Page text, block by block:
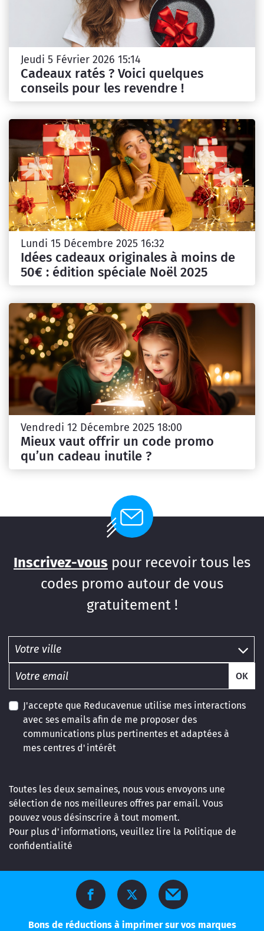
Jeudi 5 Février 2026 15:14
Cadeaux ratés ? Voici quelques
conseils pour les revendre !
Lundi 15 Décembre 2025 16:32
Idées cadeaux originales à moins de
50€ : édition spéciale Noël 2025
Vendredi 12 Décembre 2025 18:00
Mieux vaut offrir un code promo
qu’un cadeau inutile ?
Inscrivez-vous pour recevoir tous les
codes promo autour de vous
gratuitement !
OK
J'accepte que Reducavenue utilise mes interactions
avec ses emails afin de me proposer des
communications plus pertinentes et adaptées à
mes centres d'intérêt
Toutes les deux semaines, nous vous envoyons une
sélection de nos meilleures offres par email. Vous
pouvez vous désinscrire à tout moment.
Pour plus d'informations, veuillez lire la Politique de
confidentialité
Bons de réductions à imprimer sur vos marques